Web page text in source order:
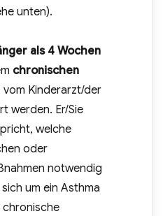
unten).
als 4 Wochen
chronischen
vom Kinderarzt/der
werden. Er/Sie
welche
oder
notwendig
um ein Asthma